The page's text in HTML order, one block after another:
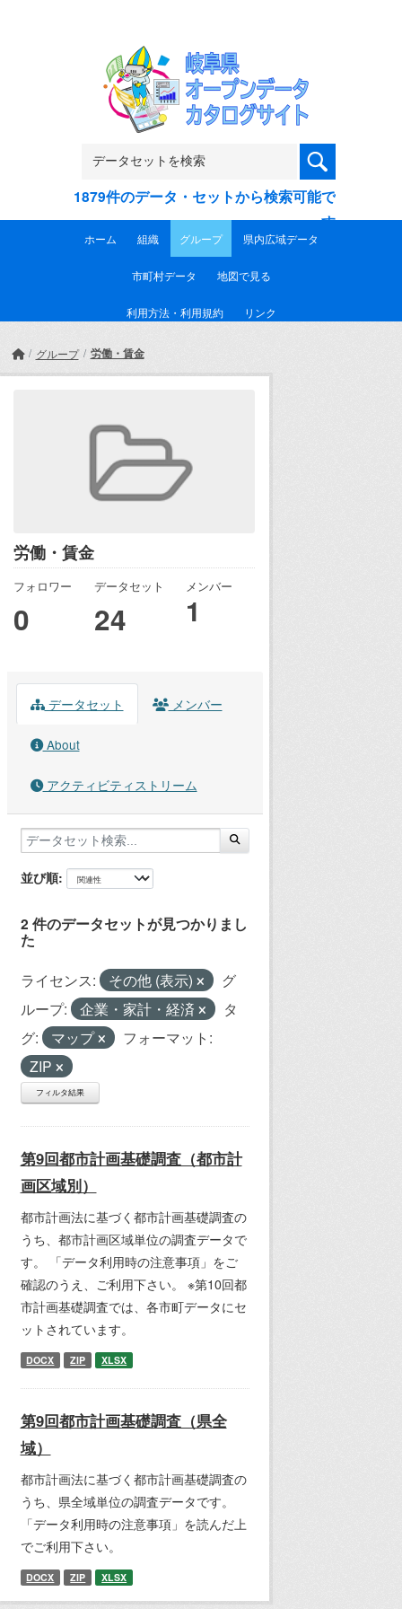
1879件のデータ・セットから検索可能で
す
ホーム 組織 グループ 県内広域データ
市町村データ 地図で見る
利用方法・利用規約 リンク
グループ 労働・賃金
労働・賃金
フォロワー
0
データセット
24
メンバー
1
データセット メンバー
About
アクティビティストリーム
並び順
2 件のデータセットが見つかりまし
た
ライセンス: その他 (表示)
グ
ループ:
企業・家計・経済
タ
グ:
マップ
フォーマット:
ZIP
フィルタ結果
第9回都市計画基礎調査（都市計
画区域別）
都市計画法に基づく都市計画基礎調査の
うち、都市計画区域単位の調査データで
す。 「データ利用時の注意事項」をご
確認のうえ、ご利用下さい。 ※第10回都
市計画基礎調査では、各市町データにセ
ットされています。
DOCX ZIP XLSX
第9回都市計画基礎調査（県全
域）
都市計画法に基づく都市計画基礎調査の
うち、県全域単位の調査データです。
「データ利用時の注意事項」を読んだ上
でご利用下さい。
DOCX ZIP XLSX